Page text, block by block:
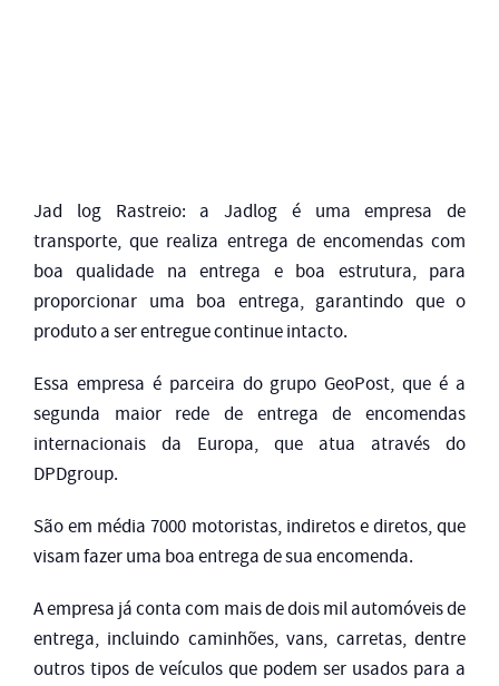
Jad log Rastreio: a Jadlog é uma empresa de
transporte, que realiza entrega de encomendas com
boa qualidade na entrega e boa estrutura, para
proporcionar uma boa entrega, garantindo que o
produto a ser entregue continue intacto.
Essa empresa é parceira do grupo GeoPost, que é a
segunda maior rede de entrega de encomendas
internacionais da Europa, que atua através do
DPDgroup.
São em média 7000 motoristas, indiretos e diretos, que
visam fazer uma boa entrega de sua encomenda.
A empresa já conta com mais de dois mil automóveis de
entrega, incluindo caminhões, vans, carretas, dentre
outros tipos de veículos que podem ser usados para a